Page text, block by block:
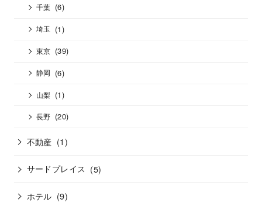
千葉 (6)
埼玉 (1)
東京 (39)
静岡 (6)
山梨 (1)
長野 (20)
不動産 (1)
サードプレイス (5)
ホテル (9)